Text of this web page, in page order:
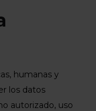
humanas y
los datos
autorizado, uso